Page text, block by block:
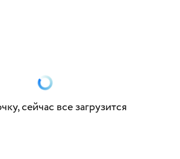
сейчас все загрузится